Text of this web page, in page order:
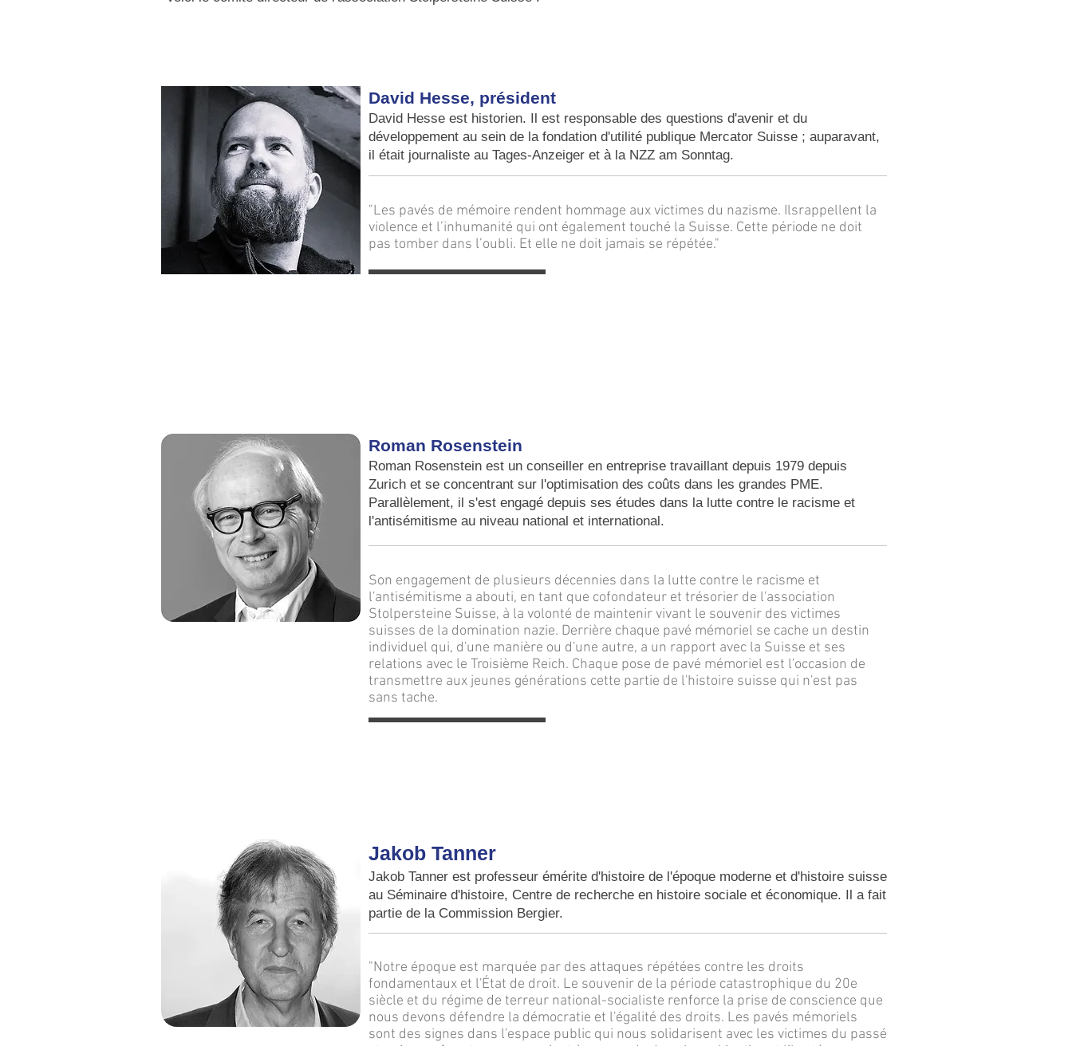
David Hesse, président
David Hesse est historien. Il est responsable des questions d'avenir et du
développement au sein de la fondation d'utilité publique Mercator Suisse ; auparavant,
il était journaliste au Tages-Anzeiger et à la NZZ am Sonntag.
"Les pavés de mémoire rendent hommage aux victimes du nazisme. Ilsrappellent la
violence et l’inhumanité qui ont également touché la Suisse. Cette période ne doit
pas tomber dans l’oubli. Et elle ne doit jamais se répétée."
Roman Rosenstein
Roman Rosenstein est un conseiller en entreprise travaillant depuis 1979 depuis
Zurich et se concentrant sur l'optimisation des coûts dans les grandes PME.
Parallèlement, il s'est engagé depuis ses études dans la lutte contre le racisme et
l'antisémitisme au niveau national et international.
Son engagement de plusieurs décennies dans la lutte contre le racisme et
l'antisémitisme a abouti, en tant que cofondateur et trésorier de l'association
Stolpersteine Suisse, à la volonté de maintenir vivant le souvenir des victimes
suisses de la domination nazie. Derrière chaque pavé mémoriel se cache un destin
individuel qui, d'une manière ou d'une autre, a un rapport avec la Suisse et ses
relations avec le Troisième Reich. Chaque pose de pavé mémoriel est l'occasion de
transmettre aux jeunes générations cette partie de l'histoire suisse qui n'est pas
sans tache.
Jakob Tanner
Jakob Tanner est professeur émérite d'histoire de l'époque moderne et d'histoire suisse
au Séminaire d'histoire, Centre de recherche en histoire sociale et économique. Il a fait
partie de la Commission Bergier.
"Notre époque est marquée par des attaques répétées contre les droits
fondamentaux et l'État de droit. Le souvenir de la période catastrophique du 20e
siècle et du régime de terreur national-socialiste renforce la prise de conscience que
nous devons défendre la démocratie et l'égalité des droits. Les pavés mémoriels
sont des signes dans l'espace public qui nous solidarisent avec les victimes du passé